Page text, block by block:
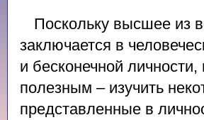
Поскольку высшее из
заключается в
и бесконечной
полезным – изучить
представленные в